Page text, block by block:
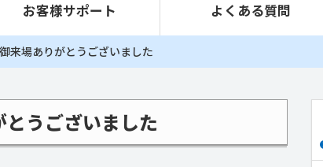
お客様サポート よくある質問
来場ありがとうございました
とうございました